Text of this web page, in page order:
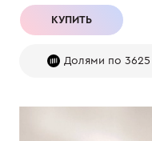
КУПИТЬ
Долями по 3625